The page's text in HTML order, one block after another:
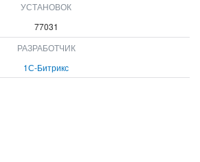
УСТАНОВОК
77031
РАЗРАБОТЧИК
1С-Битрикс